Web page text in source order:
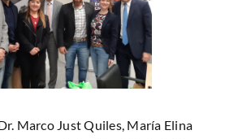
Marco Just Quiles, María Elina